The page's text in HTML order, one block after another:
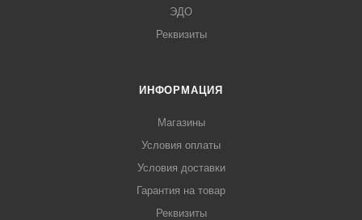
ЭДО
Реквизиты
ИНФОРМАЦИЯ
Магазины
Условия оплаты
Условия доставки
Гарантия на товар
Реквизиты